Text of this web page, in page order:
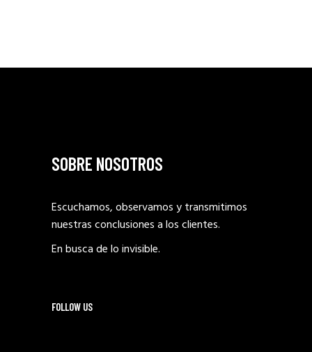
SOBRE NOSOTROS
Escuchamos, observamos y transmitimos
nuestras conclusiones a los clientes.
En busca de lo invisible.
FOLLOW US